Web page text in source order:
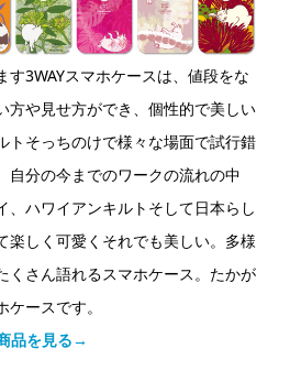
す3WAYスマホケースは、値段をな
方や見せ方ができ、個性的で美しい
トそっちのけで様々な場面で試行錯
自分の今までのワークの流れの中
、ハワイアンキルトそして日本らし
楽しく可愛くそれでも美しい。多様
くさん語れるスマホケース。たかが
ースです。
品を見る→